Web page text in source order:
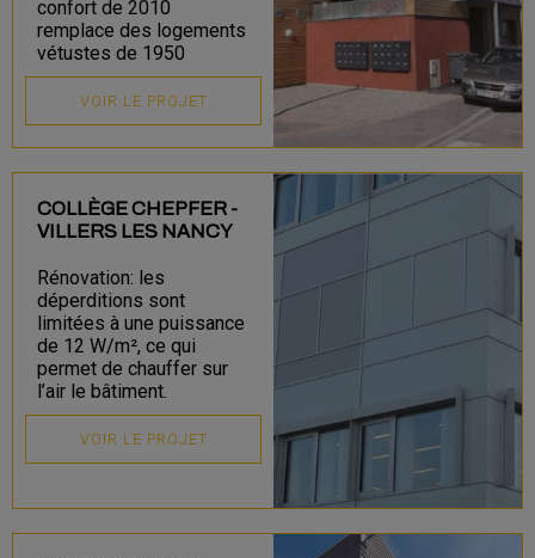
confort de 2010
remplace des logements
vétustes de 1950
VOIR LE PROJET
COLLÈGE CHEPFER -
VILLERS LES NANCY
Rénovation: les
déperditions sont
limitées à une puissance
de 12 W/m², ce qui
permet de chauffer sur
l’air le bâtiment.
VOIR LE PROJET